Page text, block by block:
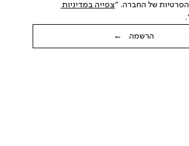
הפרטיות של החברה. "
צפייה במדיניות
הרשמה ←